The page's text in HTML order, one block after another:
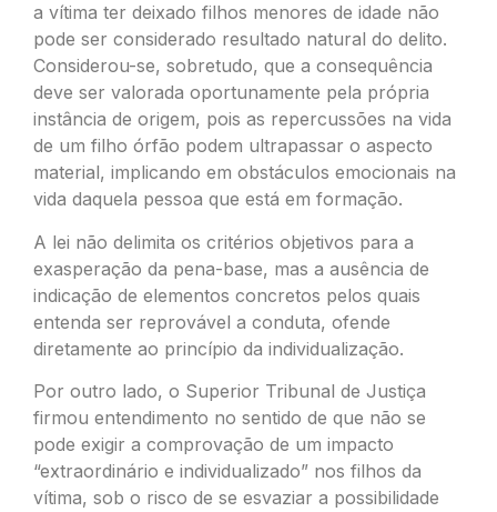
a vítima ter deixado filhos menores de idade não
pode ser considerado resultado natural do delito.
Considerou-se, sobretudo, que a consequência
deve ser valorada oportunamente pela própria
instância de origem, pois as repercussões na vida
de um filho órfão podem ultrapassar o aspecto
material, implicando em obstáculos emocionais na
vida daquela pessoa que está em formação.
A lei não delimita os critérios objetivos para a
exasperação da pena-base, mas a ausência de
indicação de elementos concretos pelos quais
entenda ser reprovável a conduta, ofende
diretamente ao princípio da individualização.
Por outro lado, o Superior Tribunal de Justiça
firmou entendimento no sentido de que não se
pode exigir a comprovação de um impacto
“extraordinário e individualizado” nos filhos da
vítima, sob o risco de se esvaziar a possibilidade